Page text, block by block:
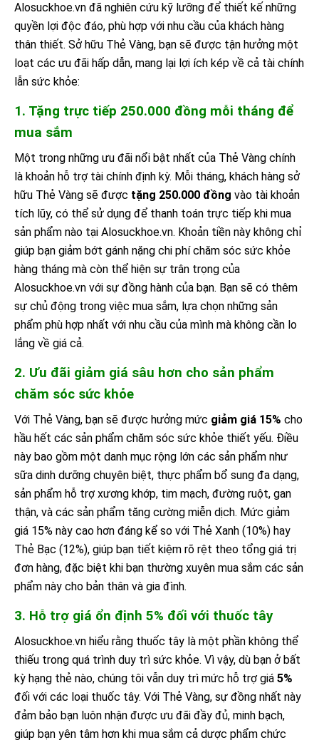
Alosuckhoe.vn đã nghiên cứu kỹ lưỡng để thiết kế những
quyền lợi độc đáo, phù hợp với nhu cầu của khách hàng
thân thiết. Sở hữu Thẻ Vàng, bạn sẽ được tận hưởng một
loạt các ưu đãi hấp dẫn, mang lại lợi ích kép về cả tài chính
lẫn sức khỏe:
1. Tặng trực tiếp 250.000 đồng mỗi tháng để
mua sắm
Một trong những ưu đãi nổi bật nhất của Thẻ Vàng chính
là khoản hỗ trợ tài chính định kỳ. Mỗi tháng, khách hàng sở
hữu Thẻ Vàng sẽ được tặng 250.000 đồng vào tài khoản
tích lũy, có thể sử dụng để thanh toán trực tiếp khi mua
sản phẩm nào tại Alosuckhoe.vn. Khoản tiền này không chỉ
giúp bạn giảm bớt gánh nặng chi phí chăm sóc sức khỏe
hàng tháng mà còn thể hiện sự trân trọng của
Alosuckhoe.vn với sự đồng hành của bạn. Bạn sẽ có thêm
sự chủ động trong việc mua sắm, lựa chọn những sản
phẩm phù hợp nhất với nhu cầu của mình mà không cần lo
lắng về giá cả.
2. Ưu đãi giảm giá sâu hơn cho sản phẩm
chăm sóc sức khỏe
Với Thẻ Vàng, bạn sẽ được hưởng mức giảm giá 15% cho
hầu hết các sản phẩm chăm sóc sức khỏe thiết yếu. Điều
này bao gồm một danh mục rộng lớn các sản phẩm như
sữa dinh dưỡng chuyên biệt, thực phẩm bổ sung đa dạng,
sản phẩm hỗ trợ xương khớp, tim mạch, đường ruột, gan
thận, và các sản phẩm tăng cường miễn dịch. Mức giảm
giá 15% này cao hơn đáng kể so với Thẻ Xanh (10%) hay
Thẻ Bạc (12%), giúp bạn tiết kiệm rõ rệt theo tổng giá trị
đơn hàng, đặc biệt khi bạn thường xuyên mua sắm các sản
phẩm này cho bản thân và gia đình.
3. Hỗ trợ giá ổn định 5% đối với thuốc tây
Alosuckhoe.vn hiểu rằng thuốc tây là một phần không thể
thiếu trong quá trình duy trì sức khỏe. Vì vậy, dù bạn ở bất
kỳ hạng thẻ nào, chúng tôi vẫn duy trì mức hỗ trợ giá 5%
đối với các loại thuốc tây. Với Thẻ Vàng, sự đồng nhất này
đảm bảo bạn luôn nhận được ưu đãi đầy đủ, minh bạch,
giúp bạn yên tâm hơn khi mua sắm cả dược phẩm chức